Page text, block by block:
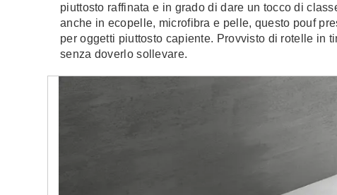
piuttosto raffinata e in grado di dare un tocco di
anche in ecopelle, microfibra e pelle, questo pouf
per oggetti piuttosto capiente. Provvisto di rotelle in
senza doverlo sollevare.